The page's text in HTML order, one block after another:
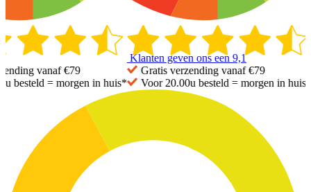
Klanten geven ons een9,1
vanaf €79
besteld =morgen in huis*
Gratisverzending vanaf €79
Voor 20.00u besteld =morgen in huis*